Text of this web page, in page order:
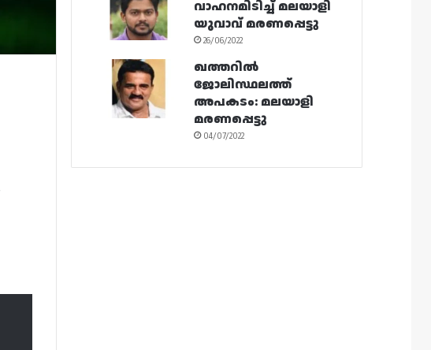
വാഹനമിടിച്ച് മലയാളി
യുവാവ് മരണപ്പെട്ടു
26/06/2022
ഖത്തറിൽ
ജോലിസ്ഥലത്ത്
അപകടം: മലയാളി
മരണപ്പെട്ടു
04/07/2022